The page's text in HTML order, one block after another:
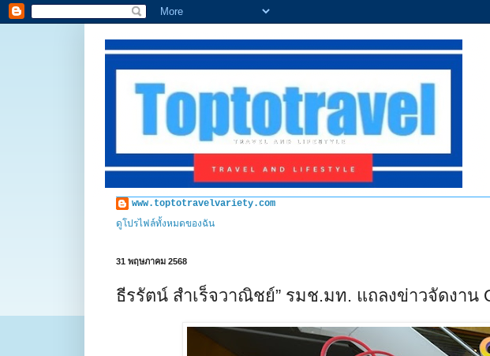
www.toptotravelvariety.com
ดูโปรไฟล์ทั้งหมดของฉัน
31 พฤษภาคม 2568
ธีรรัตน์ สำเร็จวาณิชย์” รมช.มท. แถลงข่าวจัดงาน